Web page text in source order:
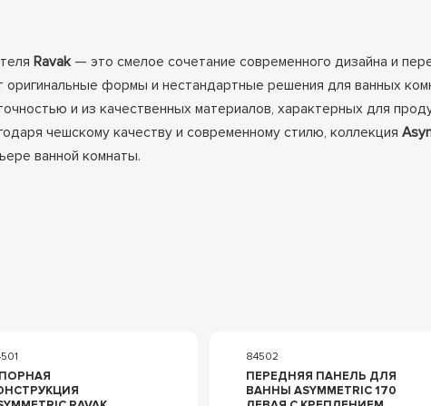
Ravak— это смелое сочетание современного дизайна и
оригинальные формы и нестандартные решения для ванных
и из качественных материалов, характерных для
чешскому качеству и современному стилю, коллекция
ванной комнаты.
84502
ПЕРЕДНЯЯ ПАНЕЛЬ ДЛЯ
ВАННЫ ASYMMETRIC 170